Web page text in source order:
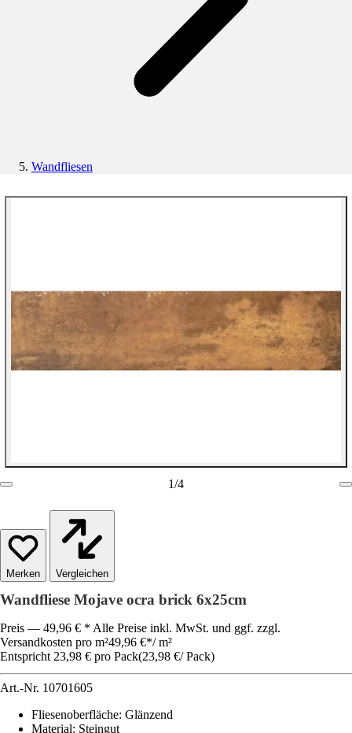
Wandfliesen
1/4
Vergleichen
Wandfliese Mojave ocra brick 6x25cm
Preis — 49,96 € * Alle Preise inkl. MwSt. und ggf. zzgl.
Versandkosten pro m²49,96 €*/ m²
Entspricht 23,98 € pro Pack(23,98 €/ Pack)
Art.-Nr. 10701605
Fliesenoberfläche: Glänzend
Material: Steingut